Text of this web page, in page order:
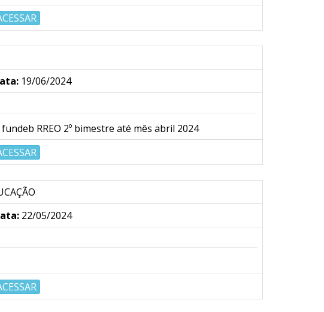
19/06/2024
RREO 2º bimestre até mês abril 2024
22/05/2024